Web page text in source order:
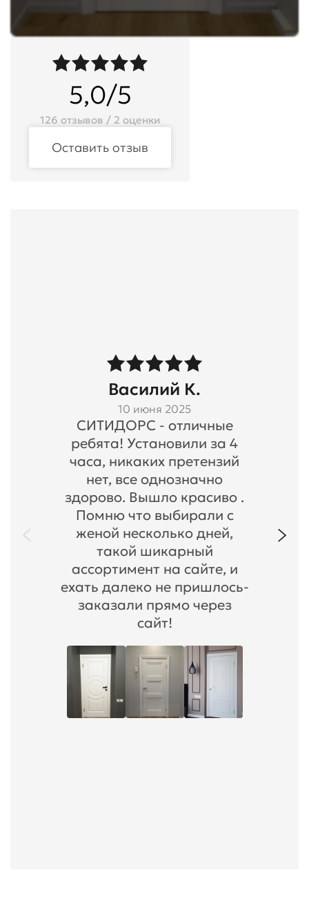
5,0/5
126 отзывов / 2 оценки
Оставить отзыв
Василий К.
10 июня 2025
СИТИДОРС - отличные
ребята! Установили за 4
часа, никаких претензий
нет, все однозначно
здорово. Вышло красиво .
Помню что выбирали с
женой несколько дней,
такой шикарный
ассортимент на сайте, и
ехать далеко не пришлось-
заказали прямо через
сайт!